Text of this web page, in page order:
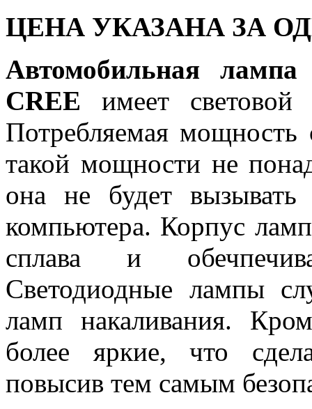
ЦЕНА УКАЗАНА ЗА
Автомобильная
CREEимеет
Потребляемая мощность
такой мощности не
она не будет вызывать
компьютера. Корпус
сплава и
Светодиодные лампы
ламп накаливания.
более яркие, что
повысив тем самым